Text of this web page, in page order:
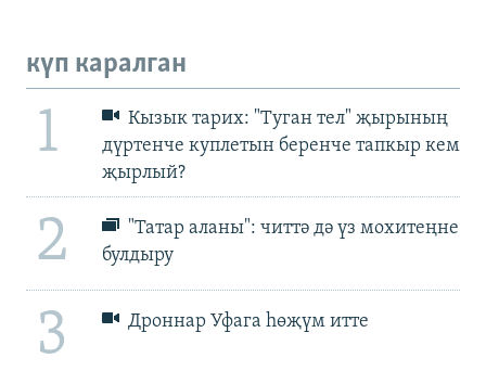
күп каралган
1
Кызык тарих: "Туган тел" җырының
дүртенче куплетын беренче тапкыр кем
җырлый?
2
"Татар аланы": читтә дә үз мохитеңне
булдыру
3 Дроннар Уфага һөҗүм итте